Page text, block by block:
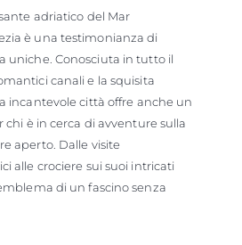
adriatico del Mar
è una testimonianza di
uniche. Conosciuta in tutto il
canali e la squisita
incantevole città offre anche un
chi è in cerca di avventure sulla
aperto. Dalle visite
alle crociere sui suoi intricati
di un fascino senza